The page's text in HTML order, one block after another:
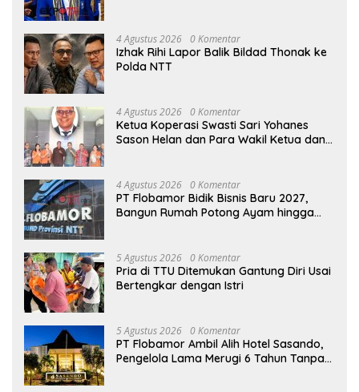
4 Agustus 2026 0 Komentar
Izhak Rihi Lapor Balik Bildad Thonak ke
Polda NTT
4 Agustus 2026 0 Komentar
Ketua Koperasi Swasti Sari Yohanes
Sason Helan dan Para Wakil Ketua dan
Menyambut Sukacita
4 Agustus 2026 0 Komentar
PT Flobamor Bidik Bisnis Baru 2027,
Bangun Rumah Potong Ayam hingga
5 Agustus 2026 0 Komentar
Pria di TTU Ditemukan Gantung Diri Usai
Bertengkar dengan Istri
5 Agustus 2026 0 Komentar
PT Flobamor Ambil Alih Hotel Sasando,
Pengelola Lama Merugi 6 Tahun Tanpa